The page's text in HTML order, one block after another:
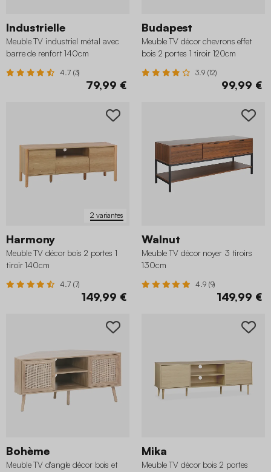
Industrielle
Meuble TV industriel métal avec
barre de renfort 140cm
4.7 (3)
79,99 €
Budapest
Meuble TV décor chevrons effet
bois 2 portes 1 tiroir 120cm
3.9 (12)
99,99 €
2 variantes
Harmony
Meuble TV décor bois 2 portes 1
tiroir 140cm
4.7 (7)
149,99 €
Walnut
Meuble TV décor noyer 3 tiroirs
130cm
4.9 (9)
149,99 €
Bohème
Meuble TV d'angle décor bois et
Mika
Meuble TV décor bois 2 portes